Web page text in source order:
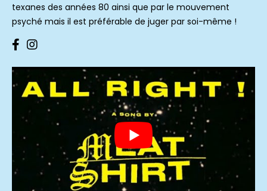
texanes des années 80 ainsi que par le mouvement
psyché mais il est préférable de juger par soi-même !